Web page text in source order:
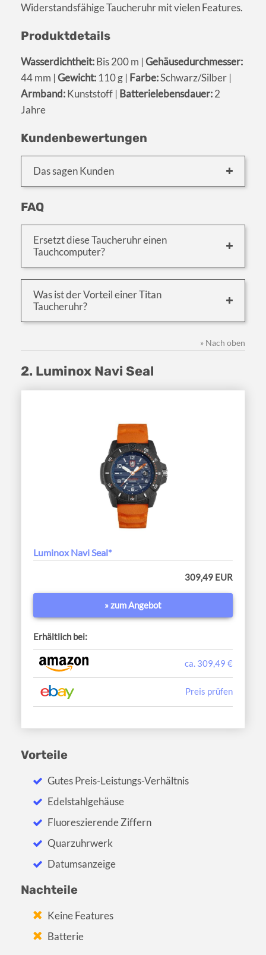
Widerstandsfähige Taucheruhr mit vielen Features.
Produktdetails
Wasserdichtheit:Bis 200 m | Gehäusedurchmesser:
44 mm | Gewicht: 110 g | Farbe:Schwarz/Silber |
Armband:Kunststoff | Batterielebensdauer:2
Jahre
Kundenbewertungen
Das sagen Kunden
FAQ
Ersetzt diese Taucheruhr einen
Tauchcomputer?
Was ist der Vorteil einer Titan
Taucheruhr?
» Nach oben
2. Luminox Navi Seal
Luminox Navi Seal*
309,49 EUR
» zum Angebot
Erhältlich bei:
ca. 309,49 €
Preis prüfen
Vorteile
Gutes Preis-Leistungs-Verhältnis
Edelstahlgehäuse
Fluoreszierende Ziffern
Quarzuhrwerk
Datumsanzeige
Nachteile
Keine Features
Batterie